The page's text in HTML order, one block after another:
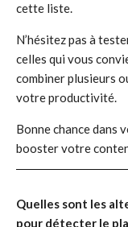
cette liste.
N’hésitez pas à
celles qui vous
combiner plusieurs
votre productivité.
Bonne chance dans
booster votre
Quelles sont les
pour détecter le